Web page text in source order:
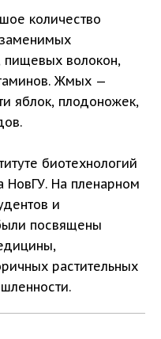
количество
пищевых волокон,
Жмых —
яблок, плодоножек,
биотехнологий
НовГУ. На пленарном
и
посвящены
растительных